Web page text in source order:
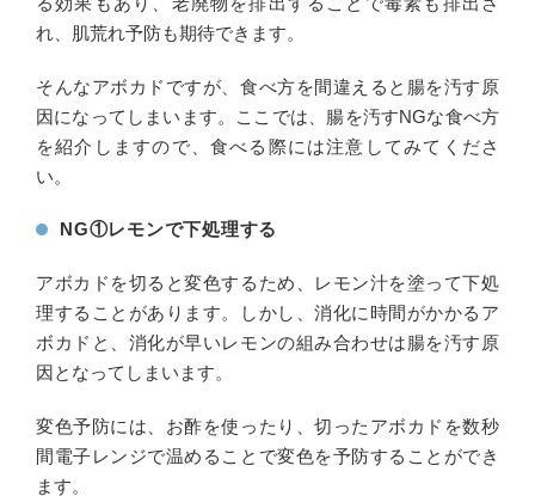
れ、肌荒れ予防も期待できます。
そんなアボカドですが、食べ方を間違えると腸を汚す原
因になってしまいます。ここでは、腸を汚すNGな食べ方
を紹介しますので、食べる際には注意してみてくださ
い。
NG①レモンで下処理する
アボカドを切ると変色するため、レモン汁を塗って下処
理することがあります。しかし、消化に時間がかかるア
ボカドと、消化が早いレモンの組み合わせは腸を汚す原
因となってしまいます。
変色予防には、お酢を使ったり、切ったアボカドを数秒
間電子レンジで温めることで変色を予防することができ
ます。